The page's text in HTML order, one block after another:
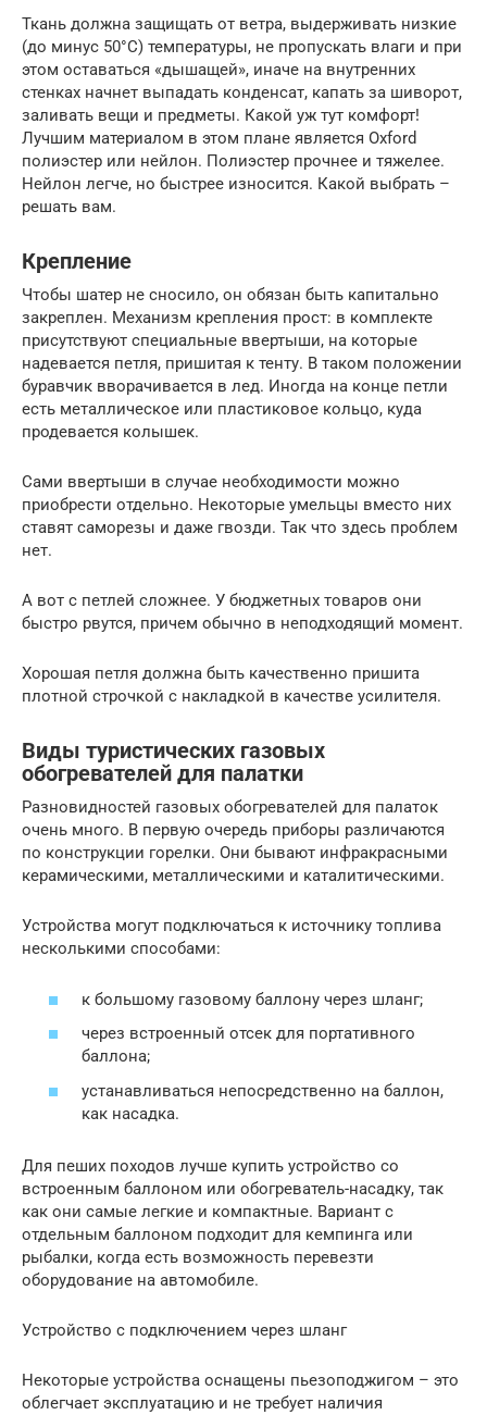
Ткань должна защищать от ветра, выдерживать низкие
(до минус 50°С) температуры, не пропускать влаги и при
этом оставаться «дышащей», иначе на внутренних
стенках начнет выпадать конденсат, капать за шиворот,
заливать вещи и предметы. Какой уж тут комфорт!
Лучшим материалом в этом плане является Oxford
полиэстер или нейлон. Полиэстер прочнее и тяжелее.
Нейлон легче, но быстрее износится. Какой выбрать –
решать вам.
Крепление
Чтобы шатер не сносило, он обязан быть капитально
закреплен. Механизм крепления прост: в комплекте
присутствуют специальные ввертыши, на которые
надевается петля, пришитая к тенту. В таком положении
буравчик вворачивается в лед. Иногда на конце петли
есть металлическое или пластиковое кольцо, куда
продевается колышек.
Сами ввертыши в случае необходимости можно
приобрести отдельно. Некоторые умельцы вместо них
ставят саморезы и даже гвозди. Так что здесь проблем
нет.
А вот с петлей сложнее. У бюджетных товаров они
быстро рвутся, причем обычно в неподходящий момент.
Хорошая петля должна быть качественно пришита
плотной строчкой с накладкой в качестве усилителя.
Виды туристических газовых
обогревателей для палатки
Разновидностей газовых обогревателей для палаток
очень много. В первую очередь приборы различаются
по конструкции горелки. Они бывают инфракрасными
керамическими, металлическими и каталитическими.
Устройства могут подключаться к источнику топлива
несколькими способами:
к большому газовому баллону через шланг;
через встроенный отсек для портативного
баллона;
устанавливаться непосредственно на баллон,
как насадка.
Для пеших походов лучше купить устройство со
встроенным баллоном или обогреватель-насадку, так
как они самые легкие и компактные. Вариант с
отдельным баллоном подходит для кемпинга или
рыбалки, когда есть возможность перевезти
оборудование на автомобиле.
Устройство с подключением через шланг
Некоторые устройства оснащены пьезоподжигом – это
облегчает эксплуатацию и не требует наличия